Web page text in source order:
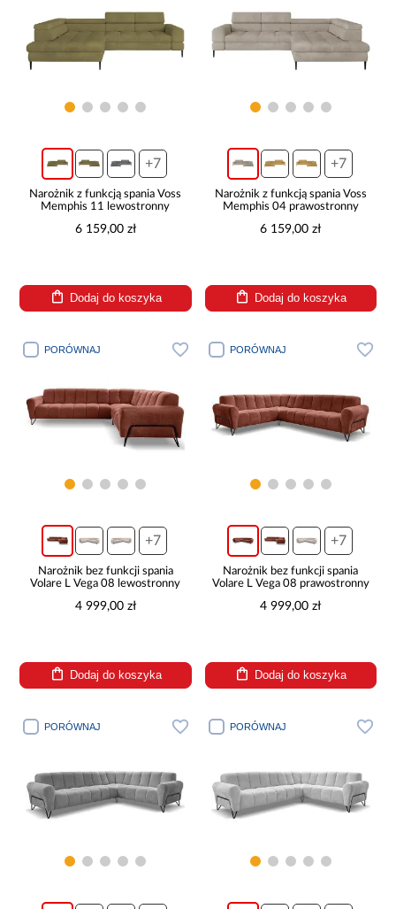
+7
Narożnik z funkcją spania Voss
Memphis 11 lewostronny
6 159,00 zł
Dodaj do koszyka
+7
Narożnik z funkcją spania Voss
Memphis 04 prawostronny
6 159,00 zł
Dodaj do koszyka
PORÓWNAJ
+7
Narożnik bez funkcji spania
Volare L Vega 08 lewostronny
4 999,00 zł
Dodaj do koszyka
PORÓWNAJ
+7
Narożnik bez funkcji spania
Volare L Vega 08 prawostronny
4 999,00 zł
Dodaj do koszyka
PORÓWNAJ PORÓWNAJ